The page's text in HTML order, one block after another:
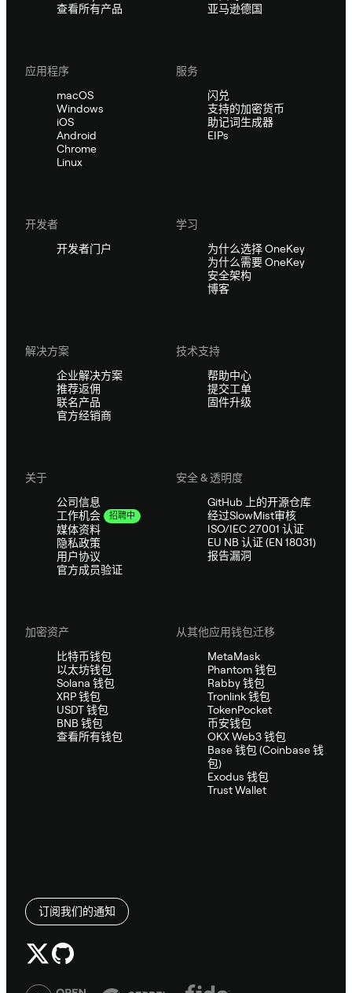
查看所有产品
亚马逊德国
应用程序
macOS
Windows
iOS
Android
Chrome
Linux
服务
闪兑
支持的加密货币
助记词生成器
EIPs
开发者
开发者门户
学习
为什么选择 OneKey
为什么需要 OneKey
安全架构
博客
解决方案
企业解决方案
推荐返佣
联名产品
官方经销商
技术支持
帮助中心
提交工单
固件升级
关于
公司信息
工作机会
招聘中
媒体资料
隐私政策
用户协议
官方成员验证
安全 & 透明度
GitHub 上的开源仓库
经过SlowMist审核
ISO/IEC 27001 认证
EU NB 认证 (EN 18031)
报告漏洞
加密资产
比特币钱包
以太坊钱包
Solana 钱包
XRP 钱包
USDT 钱包
BNB 钱包
查看所有钱包
从其他应用钱包迁移
MetaMask
Phantom 钱包
Rabby 钱包
Tronlink 钱包
TokenPocket
币安钱包
OKX Web3 钱包
Base 钱包 (Coinbase 钱
包)
Exodus 钱包
Trust Wallet
订阅我们的通知